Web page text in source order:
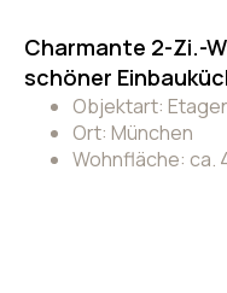
Charmante 2-Zi.-
schöner
Objektart:
Ort: München
Wohnfläche: ca.